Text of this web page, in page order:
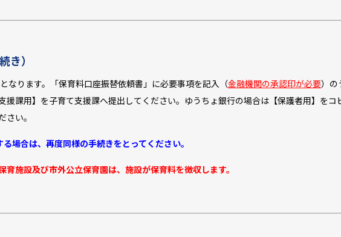
き）
なります。「保育料口座振替依頼書」に必要事項を記入（金融機関の承認印が必要）の
援課用】を子育て支援課へ提出してください。ゆうちょ銀行の場合は【保護者用】をコ
い。
場合は、再度同様の手続きをとってください。
施設及び市外公立保育園は、施設が保育料を徴収します。